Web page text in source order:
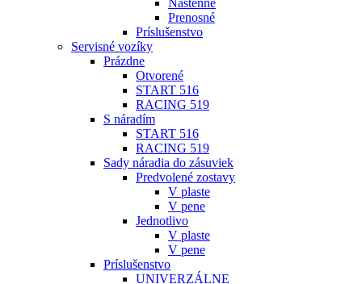
Nástenné
Prenosné
Príslušenstvo
Servisné vozíky
Prázdne
Otvorené
START 516
RACING 519
S náradím
START 516
RACING 519
Sady náradia do zásuviek
Predvolené zostavy
V plaste
V pene
Jednotlivo
V plaste
V pene
Príslušenstvo
UNIVERZÁLNE